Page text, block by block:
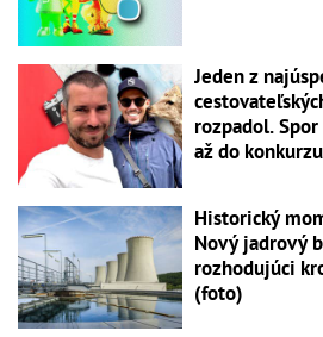
Jeden z
rozpadol.
až do konkurzu
Historický
Nový jadrový
rozhodujúci
(foto)